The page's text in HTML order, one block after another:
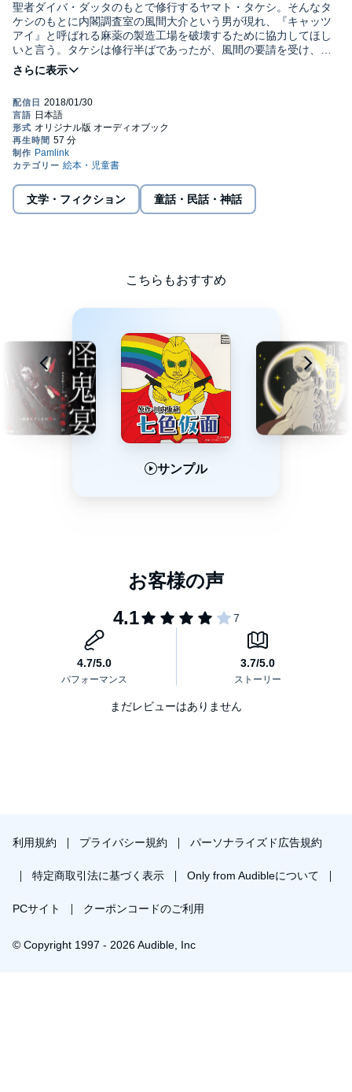
聖者ダイバ・ダッタのもとで修行するヤマト・タケシ。そんなタ
ケシのもとに内閣調査室の風間大介という男が現れ、『キャッツ
アイ』と呼ばれる麻薬の製造工場を破壊するために協力してほし
いと言う。タケシは修行半ばであったが、風間の要請を受け、嵐
大樹を隊長とする元自衛隊員と共に闘う事に…。©モモアンドグレ
ースカンパニー(P)2017 Pamlink Corp.
文学・フィクション 童話・民話・神話
こちらもおすすめ
サンプル
まだレビューはありません
利用規約 プライバシー規約 パーソナライズド広告規約
特定商取引法に基づく表示 Only from Audibleについて
PCサイト クーポンコードのご利用
© Copyright 1997 - 2026 Audible, Inc